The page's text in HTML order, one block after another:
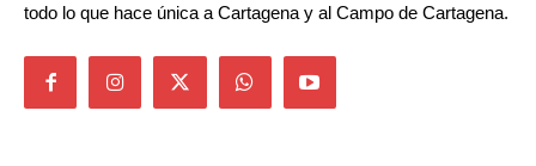
todo lo que hace única a Cartagena y al Campo de Cartagena.